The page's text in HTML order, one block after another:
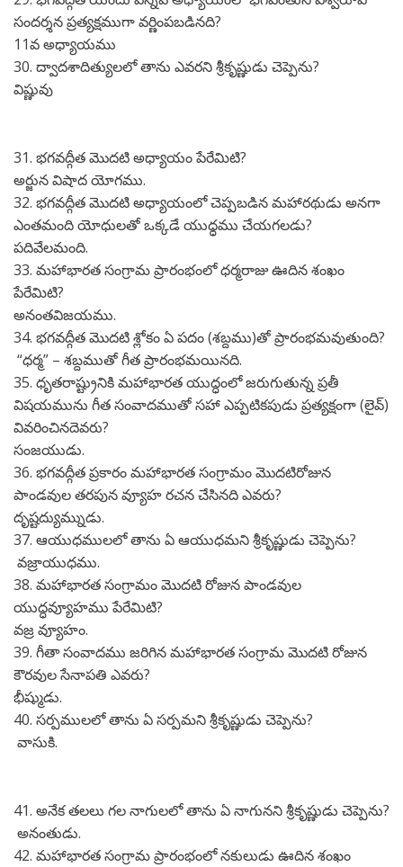
సందర్శన ప్రత్యక్షముగా వర్ణింపబడినది?
11వ అధ్యాయము
30. ద్వాదశాదిత్యులలో తాను ఎవరని శ్రీకృష్ణుడు చెప్పెను?
విష్ణువు
31. భగవద్గీత మొదటి అధ్యాయం పేరేమిటి?
అర్జున విషాద యోగము.
32. భగవద్గీత మొదటి అధ్యాయంలో చెప్పబడిన మహారథుడు అనగా
ఎంతమంది యోధులతో ఒక్కడే యుధ్ధము చేయగలడు?
పదివేలమంది.
33. మహాభారత సంగ్రామ ప్రారంభంలో ధర్మరాజు ఊదిన శంఖం
పేరేమిటి?
అనంతవిజయము.
34. భగవద్గీత మొదటి శ్లోకం ఏ పదం (శబ్దము)తో ప్రారంభమవుతుంది?
“ధర్మ” – శబ్దముతో గీత ప్రారంభమయినది.
35. ధృతరాష్ట్రునికి మహాభారత యుద్ధంలో జరుగుతున్న ప్రతీ
విషయమును గీత సంవాదముతో సహా ఎప్పటికపుడు ప్రత్యక్షంగా (లైవ్)
వివరించినదెవరు?
సంజయుడు.
36. భగవద్గీత ప్రకారం మహాభారత సంగ్రామం మొదటిరోజున
పాండవుల తరపున వ్యూహ రచన చేసినది ఎవరు?
దృష్టద్యుమ్నుడు.
37. ఆయుధములలో తాను ఏ ఆయుధమని శ్రీకృష్ణుడు చెప్పెను?
వజ్రాయుధము.
38. మహాభారత సంగ్రామం మొదటి రోజున పాండవుల
యుద్ధవ్యూహము పేరేమిటి?
వజ్ర వ్యూహం.
39. గీతా సంవాదము జరిగిన మహాభారత సంగ్రామ మొదటి రోజున
కౌరవుల సేనాపతి ఎవరు?
భీష్ముడు.
40. సర్పములలో తాను ఏ సర్పమని శ్రీకృష్ణుడు చెప్పెను?
వాసుకి.
41. అనేక తలలు గల నాగులలో తాను ఏ నాగునని శ్రీకృష్ణుడు చెప్పెను?
అనంతుడు.
42. మహాభారత సంగ్రామ ప్రారంభంలో నకులుడు ఊదిన శంఖం